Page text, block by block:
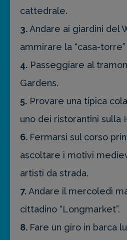
cattedrale.
3.Andare ai giardini del
ammirare la “casa-
4. Passeggiare al
Gardens.
5. Provare una tipica
uno dei ristorantini sulla
6. Fermarsi sul corso
ascoltare i motivi
artisti da strada.
7.Andare il mercoledì
cittadino “Longmarket”.
8. Fare un giro in barca